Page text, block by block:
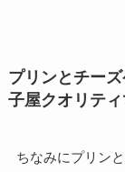
プリンとチー
子屋クオリテ
ちなみにプリン